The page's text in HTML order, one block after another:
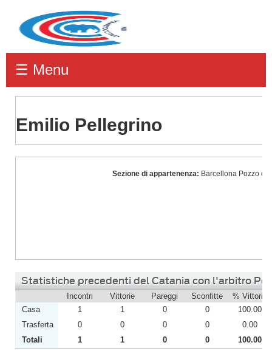
☰ Menu
Emilio Pellegrino
Pellegrino
Sezione di appartenenza: Barcellona Pozzo di
Statistiche precedenti del Catania con l'arbitro
Incontri Vittorie Pareggi Sconfitte % Vittorie
Casa
1 1 0 0
100.00
Trasferta
0 0 0 0
0.00
Totali
1 1 0 0 100.00